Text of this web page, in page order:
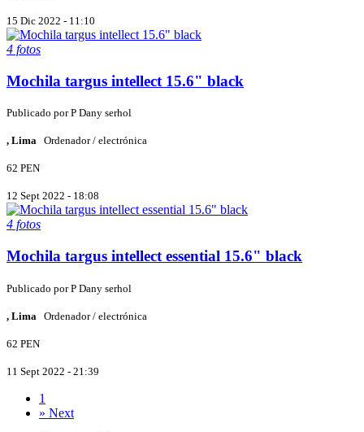
15 Dic 2022 - 11:10
4 fotos
Mochila targus intellect 15.6" black
Publicado porP Dany serhol
, Lima Ordenador / electrónica
62 PEN
12 Sept 2022 - 18:08
4 fotos
Mochila targus intellect essential 15.6" black
Publicado porP Dany serhol
, Lima Ordenador / electrónica
62 PEN
11 Sept 2022 - 21:39
1
» Next